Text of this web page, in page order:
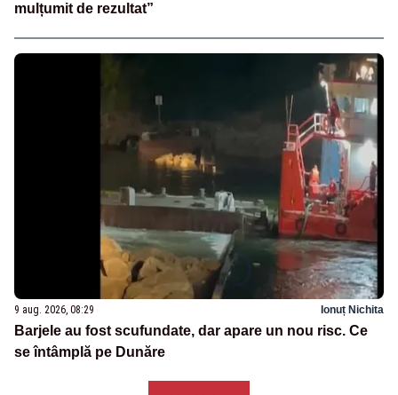
mulțumit de rezultat”
9 aug. 2026, 08:29 Ionuț Nichita
Barjele au fost scufundate, dar apare un nou risc. Ce
se întâmplă pe Dunăre